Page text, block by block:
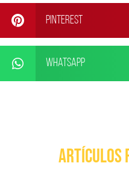
Pinterest
WhatsApp
ARTÍCULOS